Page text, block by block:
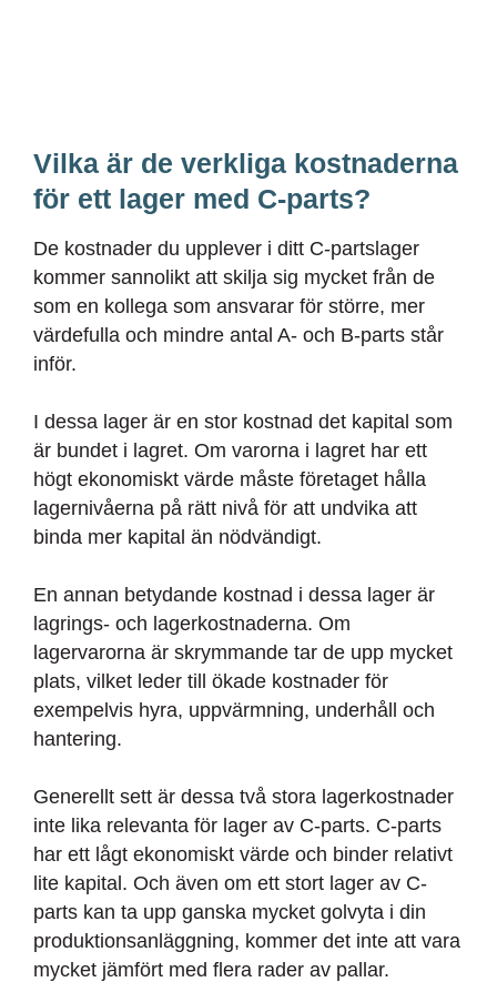
Vilka är de verkliga kostnaderna
för ett lager med C-parts?
De kostnader du upplever i ditt C-partslager
kommer sannolikt att skilja sig mycket från de
som en kollega som ansvarar för större, mer
värdefulla och mindre antal A- och B-parts står
inför.
I dessa lager är en stor kostnad det kapital som
är bundet i lagret. Om varorna i lagret har ett
högt ekonomiskt värde måste företaget hålla
lagernivåerna på rätt nivå för att undvika att
binda mer kapital än nödvändigt.
En annan betydande kostnad i dessa lager är
lagrings- och lagerkostnaderna. Om
lagervarorna är skrymmande tar de upp mycket
plats, vilket leder till ökade kostnader för
exempelvis hyra, uppvärmning, underhåll och
hantering.
Generellt sett är dessa två stora lagerkostnader
inte lika relevanta för lager av C-parts. C-parts
har ett lågt ekonomiskt värde och binder relativt
lite kapital. Och även om ett stort lager av C-
parts kan ta upp ganska mycket golvyta i din
produktionsanläggning, kommer det inte att vara
mycket jämfört med flera rader av pallar.